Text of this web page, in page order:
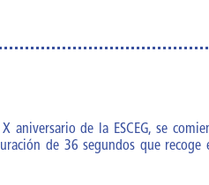
de la ESCEG, se
de 36 segundos que